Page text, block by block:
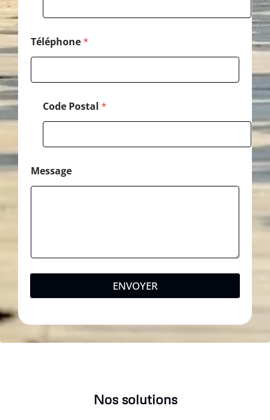
Téléphone*
*
*
Code Postal *
Message
ENVOYER
Nos solutions